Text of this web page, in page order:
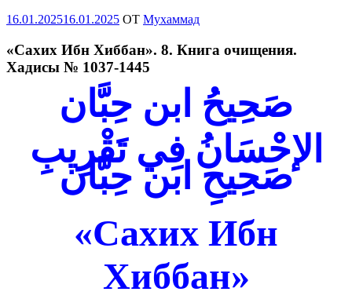
Опубликовано
16.01.202516.01.2025 OT Мухаммад
«Сахих Ибн Хиббан». 8. Книга очищения.
Хадисы № 1037-1445
صَحِيحُ ابن حِبَّان
الإحْسَانُ فِي تَقْرِيبِ
صَحِيحِ ابن حِبَّان
«Сахих Ибн
Хиббан»